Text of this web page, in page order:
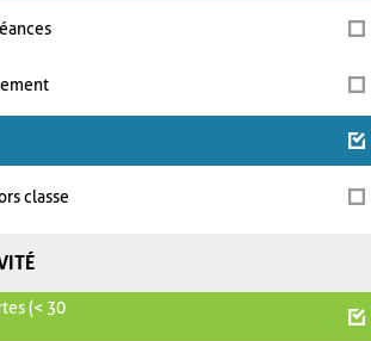
classe
(< 30